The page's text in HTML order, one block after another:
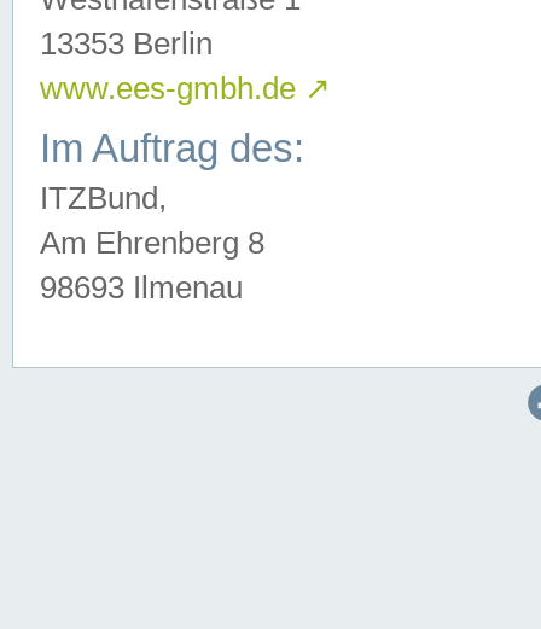
13353 Berlin
www.ees-gmbh.de ↗
Im Auftrag des:
ITZBund,
Am Ehrenberg 8
98693 Ilmenau